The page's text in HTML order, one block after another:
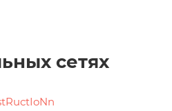
сетях